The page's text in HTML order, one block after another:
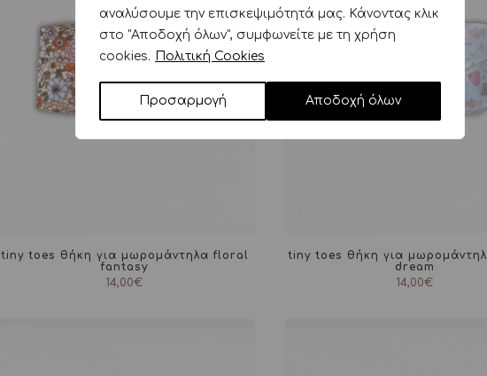
αναλύσουμε την επισκεψιμότητά μας. Κάνοντας κλικ
στο "Αποδοχή όλων", συμφωνείτε με τη χρήση
cookies. Πολιτική Cookies
Προσαρμογή Αποδοχή όλων
tiny toes θήκη για μωρομάντηλα floral
fantasy
14,00€
tiny toes θήκη για
dream
14,00€